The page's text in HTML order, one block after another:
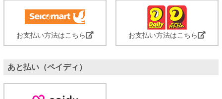
お支払い方法はこちら お支払い方法はこちら
あと払い（ペイディ）